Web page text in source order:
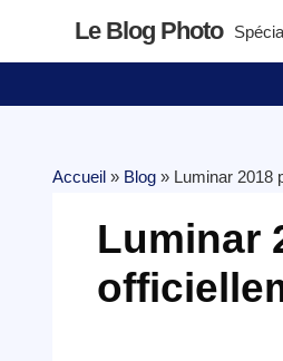
Le Blog Photo
Accueil » Blog » Luminar 2018
Luminar